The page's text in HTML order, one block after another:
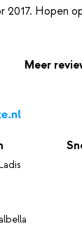
2017. Hopen
Meer